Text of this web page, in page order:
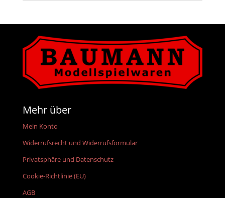
Mehr über
Mein Konto
Widerrufsrecht und Widerrufsformular
Privatsphäre und Datenschutz
Cookie-Richtlinie (EU)
AGB